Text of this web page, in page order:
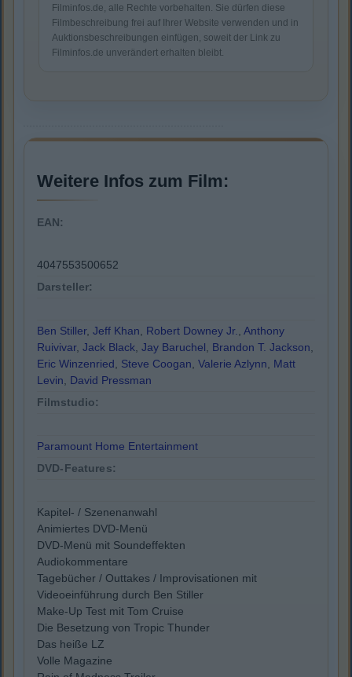
Filminfos.de, alle Rechte vorbehalten. Sie dürfen diese
Filmbeschreibung frei auf Ihrer Website verwenden und in
Auktionsbeschreibungen einfügen, soweit der Link zu
Filminfos.de unverändert erhalten bleibt.
Weitere Infos zum Film:
EAN:
4047553500652
Darsteller:
Ben Stiller, Jeff Khan, Robert Downey Jr., Anthony
Ruivivar, Jack Black, Jay Baruchel, Brandon T. Jackson,
Eric Winzenried, Steve Coogan, Valerie Azlynn, Matt
Levin, David Pressman
Filmstudio:
Paramount Home Entertainment
DVD-Features:
Kapitel- / Szenenanwahl
Animiertes DVD-Menü
DVD-Menü mit Soundeffekten
Audiokommentare
Tagebücher / Outtakes / Improvisationen mit
Videoeinführung durch Ben Stiller
Make-Up Test mit Tom Cruise
Die Besetzung von Tropic Thunder
Das heiße LZ
Volle Magazine